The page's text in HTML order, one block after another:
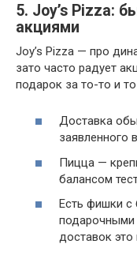
5. Joy’s Pizza:
акциями
Joy’s Pizza — про
зато часто радует
подарок за то-то и
Доставка
заявленного
Пицца —
балансом
Есть фишки с
доставок это